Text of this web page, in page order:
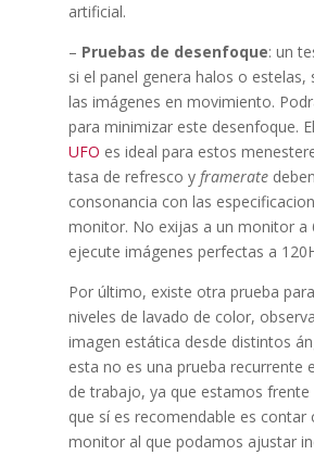
artificial.
– Pruebas de desenfoque: un
si el panel genera halos o estelas,
las imágenes en movimiento.
para minimizar este desenfoque.
UFO es ideal para estos
tasa de refresco y framerate
consonancia con las
monitor. No exijas a un monitor a
ejecute imágenes perfectas a
Por último, existe otra prueba
niveles de lavado de color,
imagen estática desde distintos
esta no es una prueba recurrente
de trabajo, ya que estamos frente
que sí es recomendable es contar
monitor al que podamos ajustar